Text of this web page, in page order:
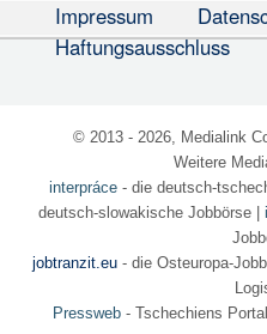
Impressum
Haftungsausschluss
© 2013 - 2026, Medialink
Weitere
interpráce- die deutsch-
deutsch-slowakische Jobbörse |
jobtranzit.eu- die Osteuropa-
Pressweb- Tschechiens